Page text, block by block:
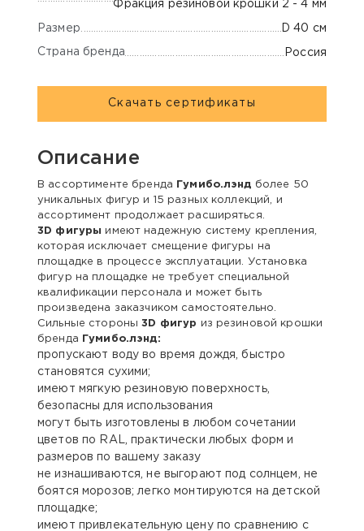
Фракция резиновой крошки 2 - 4 мм
Размер D 40 см
Страна бренда Россия
Скачать сертификаты
Описание
В ассортименте бренда Гумибо.лэнд более 50
уникальных фигур и 15 разных коллекций, и
ассортимент продолжает расширяться.
3D фигуры имеют надежную систему крепления,
которая исключает смещение фигуры на
площадке в процессе эксплуатации. Установка
фигур на площадке не требует специальной
квалификации персонала и может быть
произведена заказчиком самостоятельно.
Сильные стороны3D фигур
из резиновой крошки
бренда Гумибо.лэнд:
пропускают воду во время дождя, быстро
становятся сухими;
имеют мягкую резиновую поверхность,
безопасны для использования
могут быть изготовлены в любом сочетании
цветов по RAL, практически любых форм и
размеров по вашему заказу
не изнашиваются, не выгорают под солнцем, не
боятся морозов; легко монтируются на детской
площадке;
имеют привлекательную цену по сравнению с